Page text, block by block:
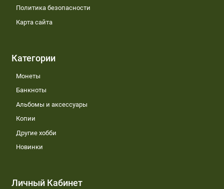
Политика безопасности
Карта сайта
Категории
Монеты
Банкноты
Альбомы и аксессуары
Копии
Другие хобби
Новинки
Личный Кабинет